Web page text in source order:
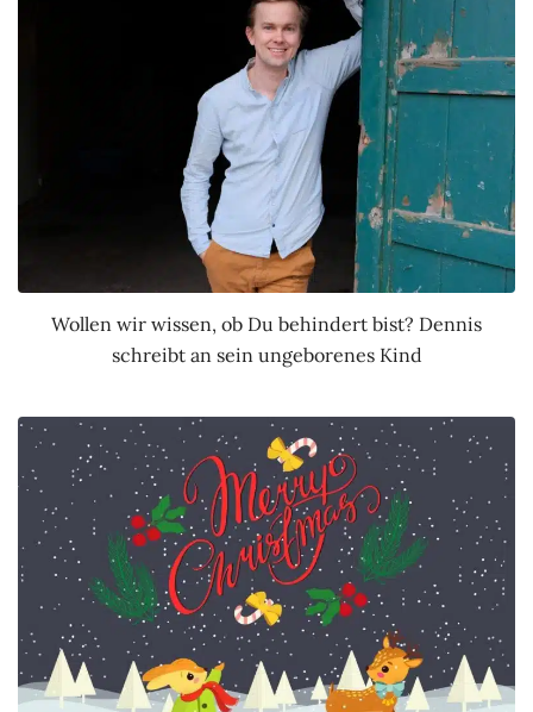
Wollen wir wissen, ob Du behindert bist? Dennis
schreibt an sein ungeborenes Kind